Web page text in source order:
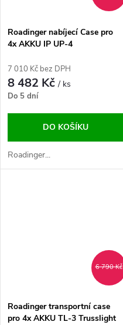
Roadinger nabíjecí Case pro
4x AKKU IP UP-4
7 010 Kč bez DPH
8 482 Kč/ ks
Do 5 dní
DO KOŠÍKU
Roadinger...
6 790 Kč
Roadinger transportní case
pro 4x AKKU TL-3 Trusslight